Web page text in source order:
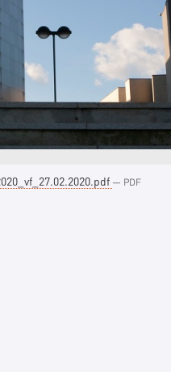
— PDF